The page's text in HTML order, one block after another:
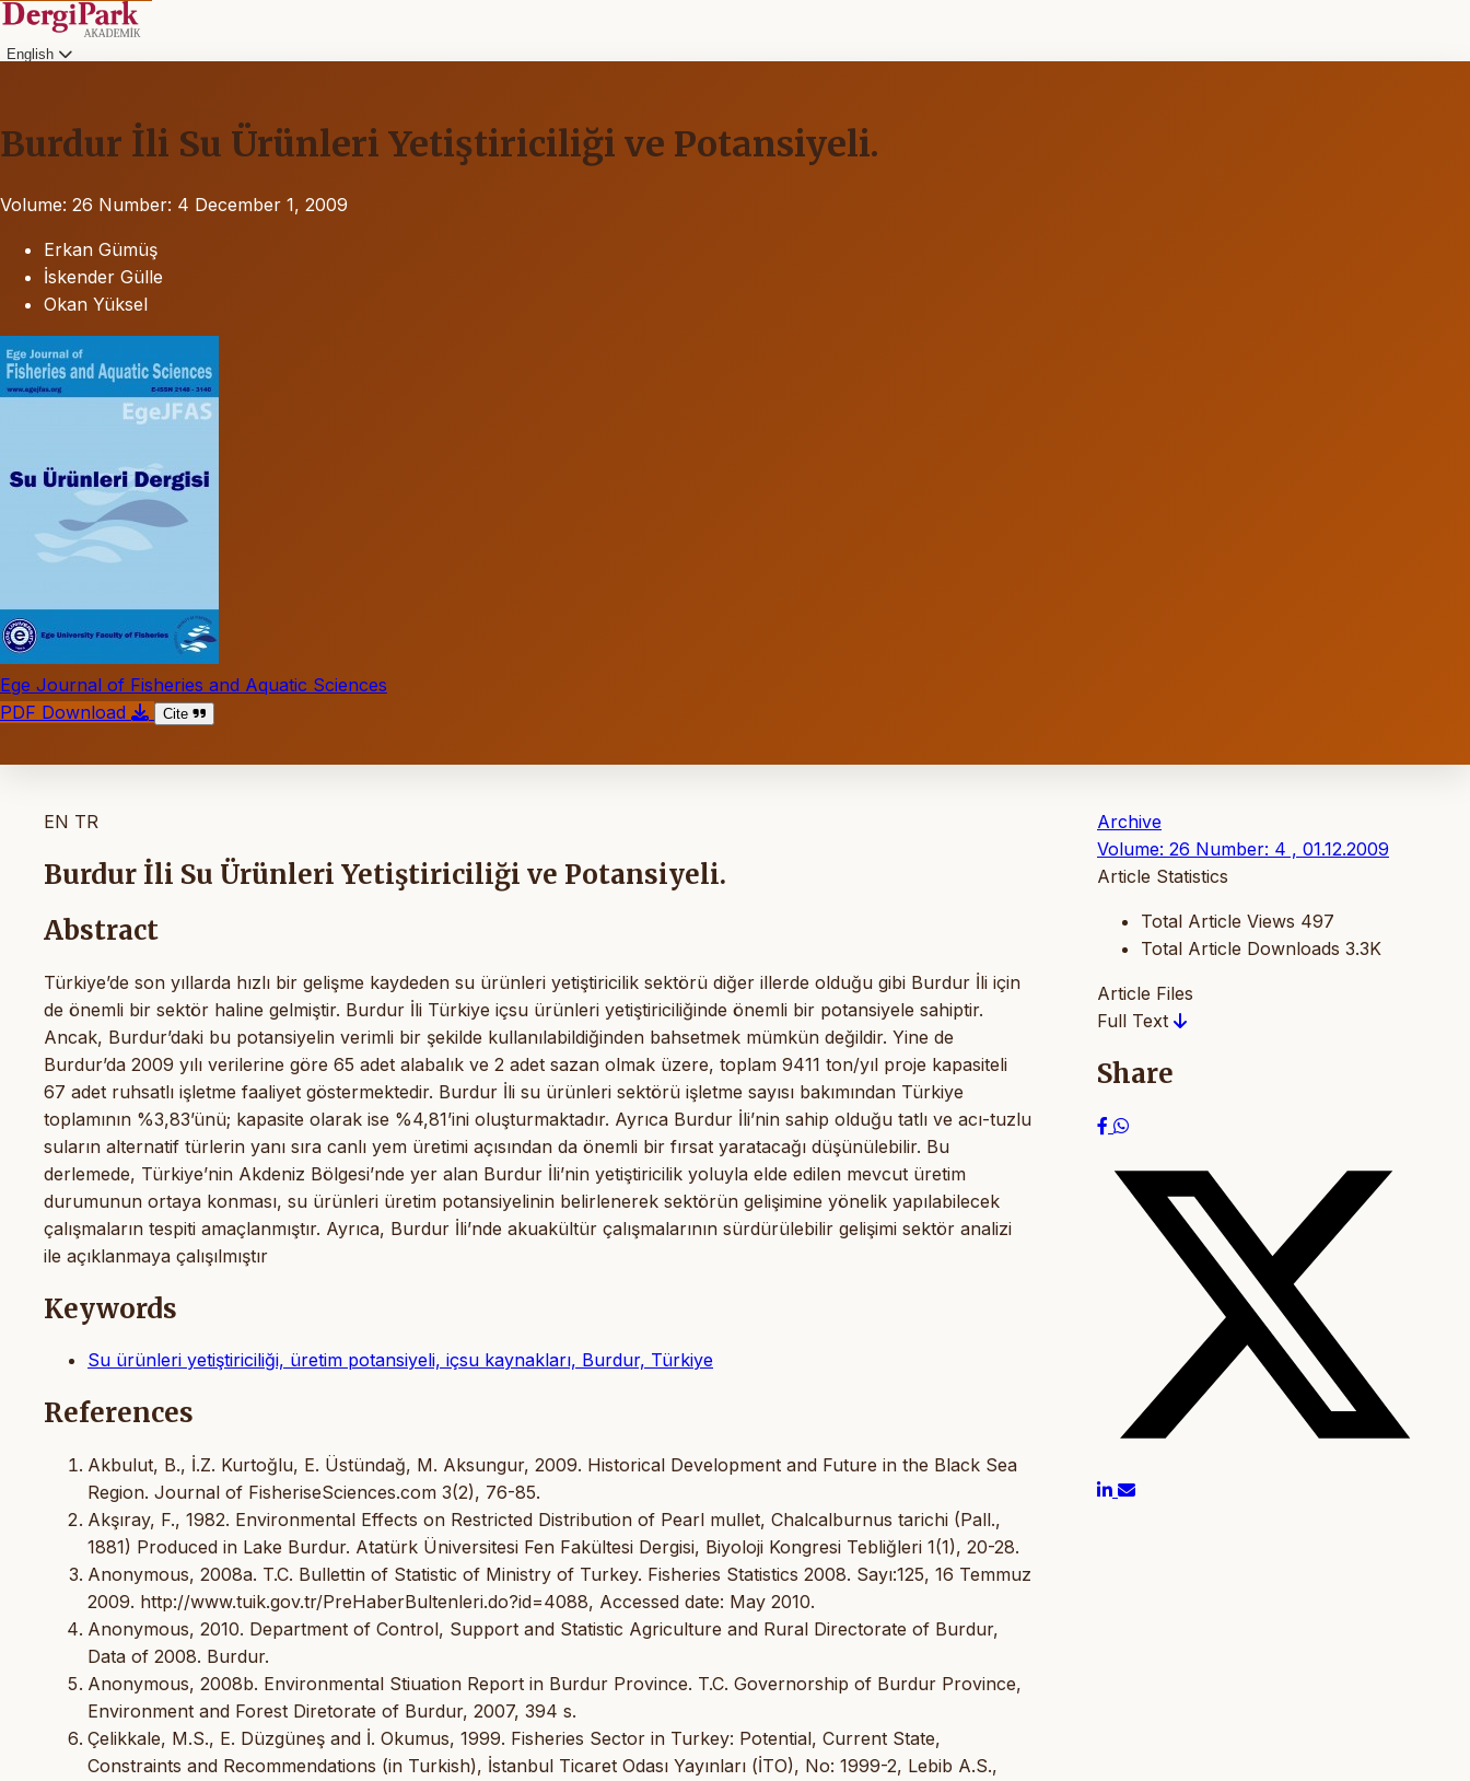
English
Burdur İli Su Ürünleri Yetiştiriciliği ve Potansiyeli.
Volume: 26 Number: 4 December 1, 2009
Erkan Gümüş
İskender Gülle
Okan Yüksel
Ege Journal of Fisheries and Aquatic Sciences
PDF Download
Cite
EN TR
Burdur İli Su Ürünleri Yetiştiriciliği ve Potansiyeli.
Abstract
Türkiye’de son yıllarda hızlı bir gelişme kaydeden su ürünleri yetiştiricilik sektörü diğer illerde olduğu gibi Burdur İli için
de önemli bir sektör haline gelmiştir. Burdur İli Türkiye içsu ürünleri yetiştiriciliğinde önemli bir potansiyele sahiptir.
Ancak, Burdur’daki bu potansiyelin verimli bir şekilde kullanılabildiğinden bahsetmek mümkün değildir. Yine de
Burdur’da 2009 yılı verilerine göre 65 adet alabalık ve 2 adet sazan olmak üzere, toplam 9411 ton/yıl proje kapasiteli
67 adet ruhsatlı işletme faaliyet göstermektedir. Burdur İli su ürünleri sektörü işletme sayısı bakımından Türkiye
toplamının %3,83’ünü; kapasite olarak ise %4,81’ini oluşturmaktadır. Ayrıca Burdur İli’nin sahip olduğu tatlı ve acı-tuzlu
suların alternatif türlerin yanı sıra canlı yem üretimi açısından da önemli bir fırsat yaratacağı düşünülebilir. Bu
derlemede, Türkiye’nin Akdeniz Bölgesi’nde yer alan Burdur İli’nin yetiştiricilik yoluyla elde edilen mevcut üretim
durumunun ortaya konması, su ürünleri üretim potansiyelinin belirlenerek sektörün gelişimine yönelik yapılabilecek
çalışmaların tespiti amaçlanmıştır. Ayrıca, Burdur İli’nde akuakültür çalışmalarının sürdürülebilir gelişimi sektör analizi
ile açıklanmaya çalışılmıştır
Keywords
Su ürünleri yetiştiriciliği, üretim potansiyeli, içsu kaynakları, Burdur, Türkiye
References
Akbulut, B., İ.Z. Kurtoğlu, E. Üstündağ, M. Aksungur, 2009. Historical Development and Future in the Black Sea
Region. Journal of FisheriseSciences.com 3(2), 76-85.
Akşıray, F., 1982. Environmental Effects on Restricted Distribution of Pearl mullet, Chalcalburnus tarichi (Pall.,
1881) Produced in Lake Burdur. Atatürk Üniversitesi Fen Fakültesi Dergisi, Biyoloji Kongresi Tebliğleri 1(1), 20-28.
Anonymous, 2008a. T.C. Bullettin of Statistic of Ministry of Turkey. Fisheries Statistics 2008. Sayı:125, 16 Temmuz
2009. http://www.tuik.gov.tr/PreHaberBultenleri.do?id=4088, Accessed date: May 2010.
Anonymous, 2010. Department of Control, Support and Statistic Agriculture and Rural Directorate of Burdur,
Data of 2008. Burdur.
Anonymous, 2008b. Environmental Stiuation Report in Burdur Province. T.C. Governorship of Burdur Province,
Environment and Forest Diretorate of Burdur, 2007, 394 s.
Çelikkale, M.S., E. Düzgüneş and İ. Okumus, 1999. Fisheries Sector in Turkey: Potential, Current State,
Constraints and Recommendations (in Turkish), İstanbul Ticaret Odası Yayınları (İTO), No: 1999-2, Lebib A.S.,
Archive
Volume: 26 Number: 4 , 01.12.2009
Article Statistics
Total Article Views 497
Total Article Downloads 3.3K
Article Files
Full Text
Share